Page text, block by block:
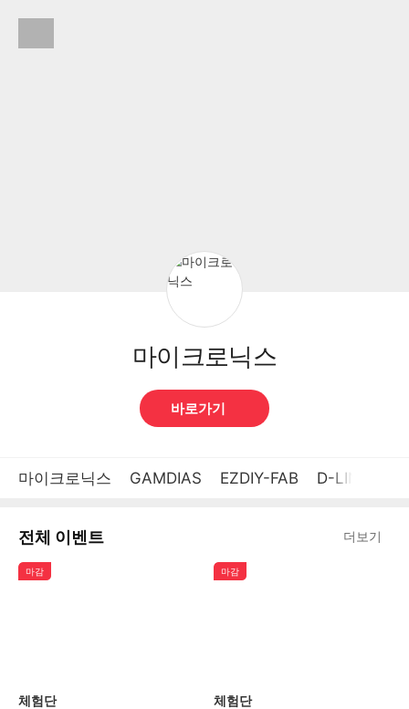
이
마이크로닉스
바로가기
마이크로닉스 GAMDIAS EZDIY-FAB D-LINK
전체 이벤트 더보기
마감
체험단
마감
체험단